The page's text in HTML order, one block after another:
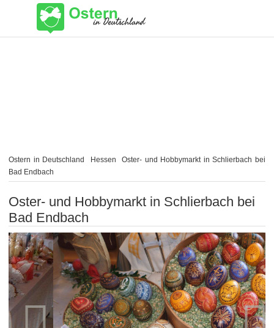
Ostern in Deutschland Hessen
Oster- und Hobbymarkt in Schlierbach bei
Bad Endbach
Oster- und Hobbymarkt in Schlierbach bei
Bad Endbach